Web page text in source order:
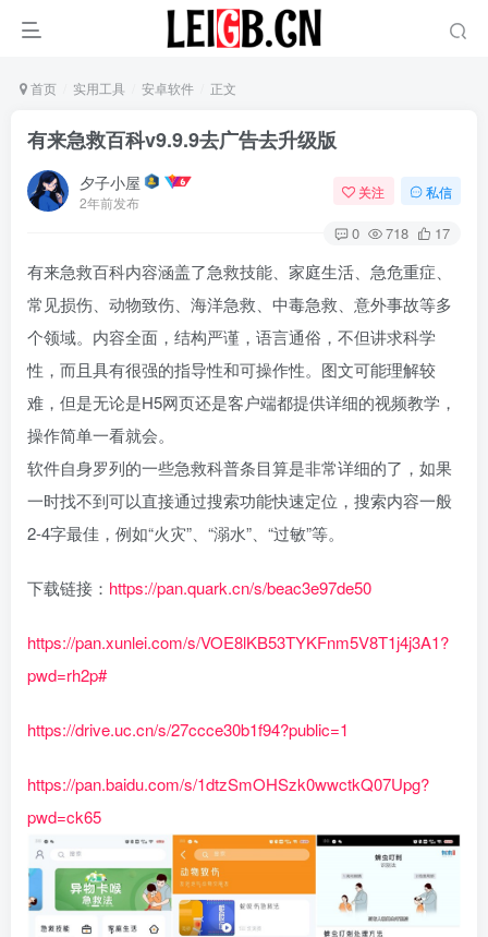
首页 实用工具 安卓软件 正文
有来急救百科v9.9.9去广告去升级版
夕子小屋
2年前发布
关注 私信
0 718 17
有来急救百科内容涵盖了急救技能、家庭生活、急危重症、
常见损伤、动物致伤、海洋急救、中毒急救、意外事故等多
个领域。内容全面，结构严谨，语言通俗，不但讲求科学
性，而且具有很强的指导性和可操作性。图文可能理解较
难，但是无论是H5网页还是客户端都提供详细的视频教学，
操作简单一看就会。
软件自身罗列的一些急救科普条目算是非常详细的了，如果
一时找不到可以直接通过搜索功能快速定位，搜索内容一般
2-4字最佳，例如“火灾”、“溺水”、“过敏”等。
下载链接： https://pan.quark.cn/s/beac3e97de50
https://pan.xunlei.com/s/VOE8lKB53TYKFnm5V8T1j4j3A1?
pwd=rh2p#
https://drive.uc.cn/s/27ccce30b1f94?public=1
https://pan.baidu.com/s/1dtzSmOHSzk0wwctkQ07Upg?
pwd=ck65